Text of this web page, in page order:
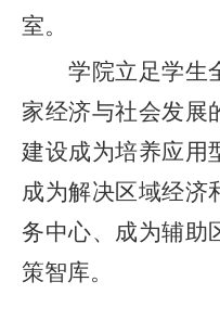
室。
学院立足学生
家经济与社会发展
建设成为培养应用
成为解决区域经济
务中心、成为辅助
策智库。